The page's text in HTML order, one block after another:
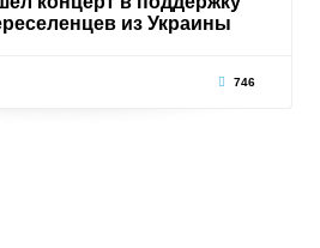
из Украины
746